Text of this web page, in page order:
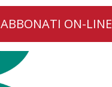
ABBONATI ON-LINE